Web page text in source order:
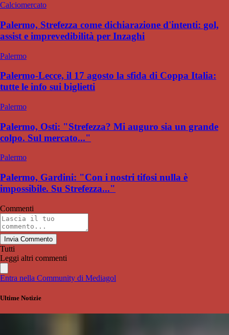
Calciomercato
Palermo, Strefezza come dichiarazione d'intenti: gol,
assist e imprevedibilità per Inzaghi
Palermo
Palermo-Lecce, il 17 agosto la sfida di Coppa Italia:
tutte le info sui biglietti
Palermo
Palermo, Osti: "Strefezza? Mi auguro sia un grande
colpo. Sul mercato..."
Palermo
Palermo, Gardini: "Con i nostri tifosi nulla è
impossibile. Su Strefezza..."
Commenti
Invia Commento
Tutti
Leggi altri commenti
Entra nella Community di Mediagol
Ultime Notizie